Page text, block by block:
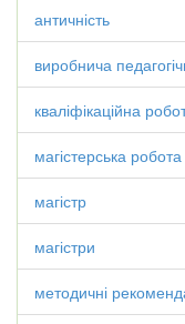
античність
виробнича
кваліфікаційна
магістерська робота
магістр
магістри
методичні